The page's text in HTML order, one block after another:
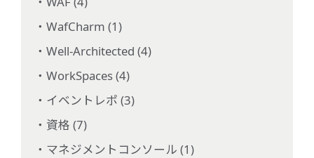
WafCharm (1)
Well-Architected (4)
WorkSpaces (4)
イベントレポ (3)
資格 (7)
マネジメントコンソール (1)